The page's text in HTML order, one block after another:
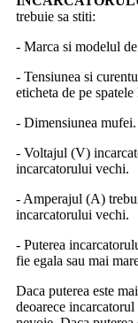
trebuie sa stiti:
- Marca si modelul
- Tensiunea si
eticheta de pe
- Dimensiunea mufei.
- Voltajul (V)
incarcatorului vechi.
- Amperajul (A)
incarcatorului vechi.
- Puterea
fie egala sau mai
Daca puterea este
deoarece